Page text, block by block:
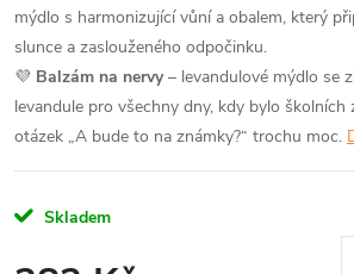
mýdlo s harmonizující vůní a obalem, který
slunce a zaslouženého odpočinku.
💜 Balzám na nervy– levandulové mýdlo se
levandule pro všechny dny, kdy bylo školních
otázek „A bude to na známky?“ trochu moc.
Skladem